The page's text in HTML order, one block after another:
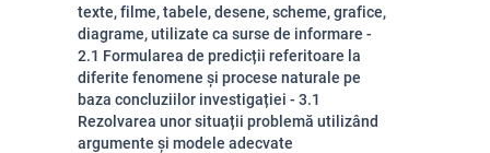
texte, filme, tabele, desene, scheme, grafice,
diagrame, utilizate ca surse de informare -
2.1 Formularea de predicții referitoare la
diferite fenomene și procese naturale pe
baza concluziilor investigației - 3.1
Rezolvarea unor situații problemă utilizând
argumente și modele adecvate